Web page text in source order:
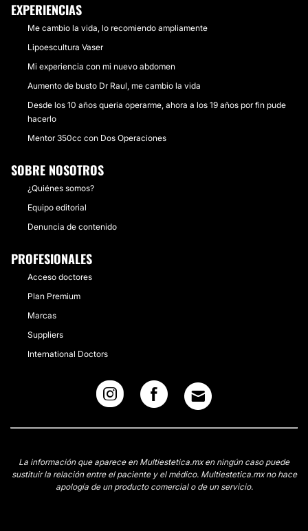
EXPERIENCIAS
Me cambio la vida, lo recomiendo ampliamente
Lipoescultura Vaser
Mi experiencia con mi nuevo abdomen
Aumento de busto Dr Raul, me cambio la vida
Desde los 10 años queria operarme, ahora a los 19 años por fin pude
hacerlo
Mentor 350cc con Dos Operaciones
SOBRE NOSOTROS
¿Quiénes somos?
Equipo editorial
Denuncia de contenido
PROFESIONALES
Acceso doctores
Plan Premium
Marcas
Suppliers
International Doctors
La información que aparece en Multiestetica.mx en ningún caso puede
sustituir la relación entre el paciente y el médico. Multiestetica.mx no hace
apología de un producto comercial o de un servicio.